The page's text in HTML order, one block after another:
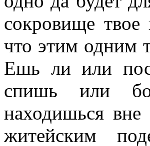
сокровище твое
что этим одним
Ешь ли или
спишь или
находишься
житейским